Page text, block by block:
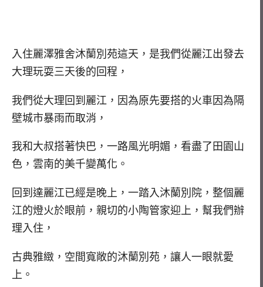
入住麗澤雅舍沐蘭別苑這天，是我們從麗江出發去
大理玩耍三天後的回程，
我們從大理回到麗江，因為原先要搭的火車因為隔
壁城市暴雨而取消，
我和大叔搭著快巴，一路風光明媚，看盡了田園山
色，雲南的美千變萬化。
回到達麗江已經是晚上，一踏入沐蘭別院，整個麗
江的燈火於眼前，親切的小陶管家迎上，幫我們辦
理入住，
古典雅緻，空間寬敞的沐蘭別苑，讓人一眼就愛
上。